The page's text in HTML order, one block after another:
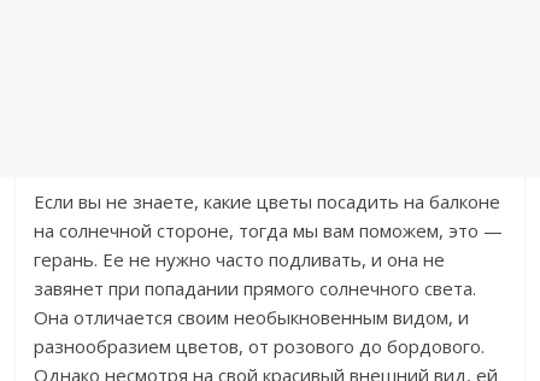
Если вы не знаете, какие цветы посадить на балконе
на солнечной стороне, тогда мы вам поможем, это —
герань. Ее не нужно часто подливать, и она не
завянет при попадании прямого солнечного света.
Она отличается своим необыкновенным видом, и
разнообразием цветов, от розового до бордового.
Однако несмотря на свой красивый внешний вид, ей